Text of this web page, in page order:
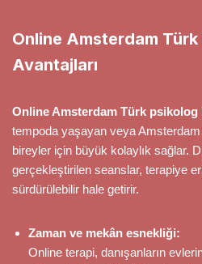
Online Amsterdam
Avantajları
Online Amsterdam Türk psikolog
tempoda yaşayan veya Amsterdam
bireyler için büyük kolaylık sağlar.
gerçekleştirilen seanslar, terapiye
sürdürülebilir hale getirir.
Zaman ve mekân esnekliği:
Online terapi, danışanların